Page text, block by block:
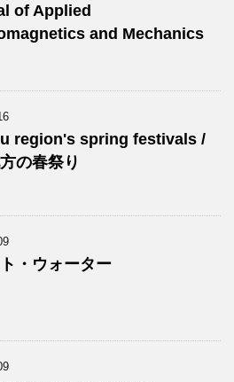
of Applied
and Mechanics
region's spring festivals /
の春祭り
ト・ウォーター